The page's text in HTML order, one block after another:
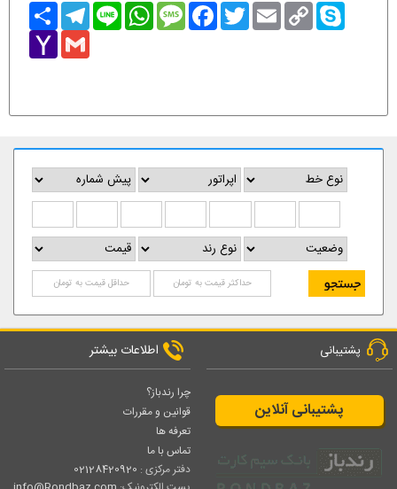
اشتراکTelegram Line
WhatsAppMessageFacebookTwitter Email
Copy
Link
Skype
Yahoo
Mail
Gmail
پشتیبانی
پشتیبانی آنلاین
اطلاعات بیشتر
چرا رندباز؟
قوانین و مقررات
تعرفه ها
تماس با ما
دفتر مرکزی : 02128420920